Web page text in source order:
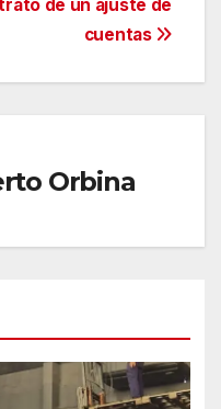
de un ajuste de
cuentas
Orbina